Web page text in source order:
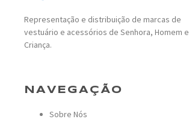
Representação e distribuição de marcas de
vestuário e acessórios de Senhora, Homem e
Criança.
NAVEGAÇÃO
Sobre Nós